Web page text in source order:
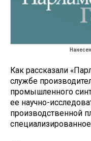
Как рассказали
службе
промышленного
ее научно-
производственной